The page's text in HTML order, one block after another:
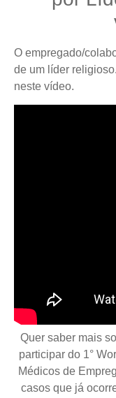
O empregado/
de um líder
neste vídeo.
Quer saber mais
participar do 1°
Médicos de
casos que já